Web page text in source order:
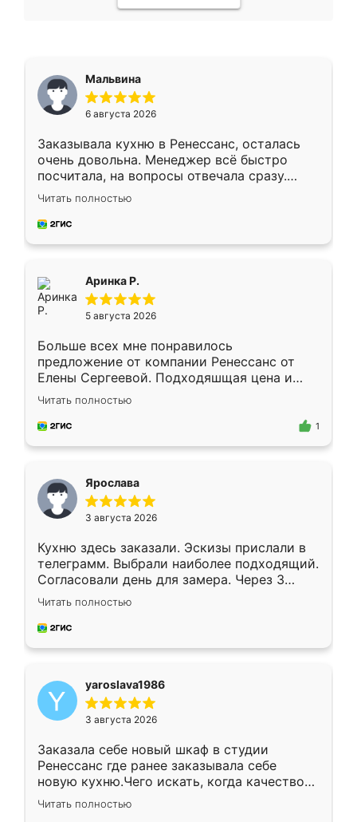
Мальвина
6 августа 2026
Заказывала кухню в Ренессанс, осталась
очень довольна. Менеджер всё быстро
посчитала, на вопросы отвечала сразу.
Замерщик приехал в субботу, подошёл к
делу со всей ответственностью. Собрали
за день, ребята работали аккуратно, даже
Читать полностью
Аринка Р.
5 августа 2026
Больше всех мне понравилось
предложение от компании Ренессанс от
Елены Сергеевой. Подходяшщая цена и
короткие сроки изготовления. Приехавший
для замера сотрудник Владислав
предложил по моему эскизу самый
Читать полностью
1
Ярослава
3 августа 2026
Кухню здесь заказали. Эскизы прислали в
телеграмм. Выбрали наиболее подходящий.
Согласовали день для замера. Через 3
недели кухня была уже готова. Остались
довольны работой. Спасибо Ренессанс
мебель за качественную работу!
Читать полностью
yaroslava1986
3 августа 2026
Заказала себе новый шкаф в студии
Ренессанс где ранее заказывала себе
новую кухню.Чего искать, когда качеством
вполне довольна. Служит кухня уже почти
два года, нареканий нет.
Читать полностью